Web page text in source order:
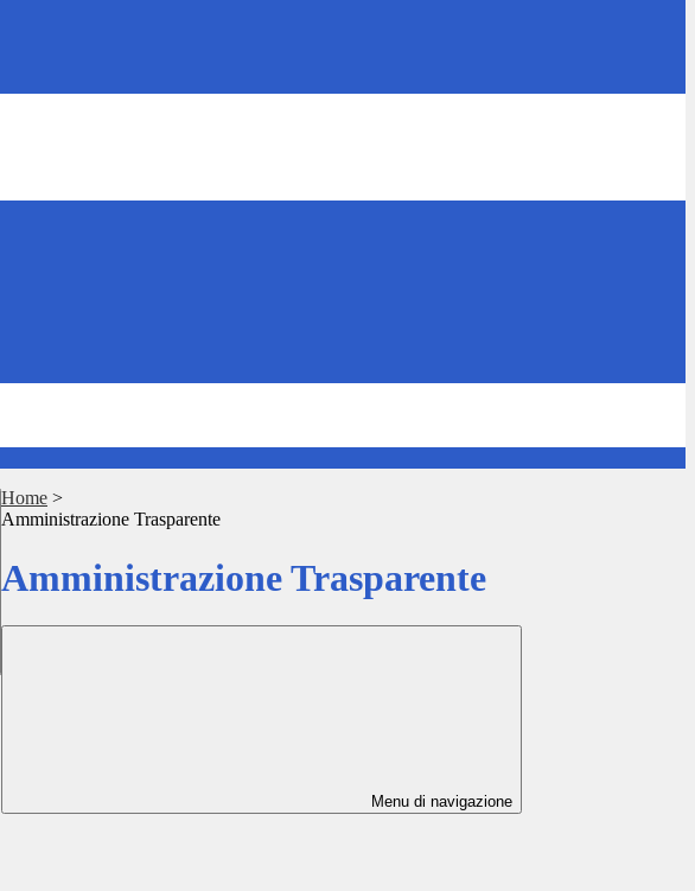
Home >
Amministrazione Trasparente
Amministrazione Trasparente
Menu di navigazione